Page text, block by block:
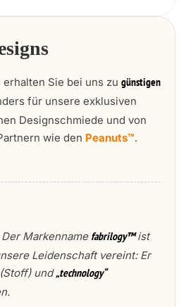
Sie bei uns zu günstigen
für unsere exklusiven
Designschmiede und von
wie den Peanuts™.
Markenname fabrilogy™ist
Leidenschaft vereint: Er
und„technology“